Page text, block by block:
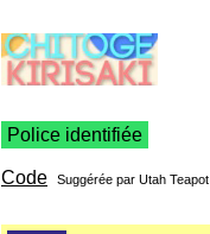
Police identifiée
Code Suggérée par Utah Teapot